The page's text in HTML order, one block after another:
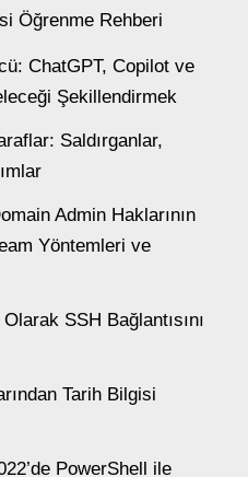
Öğrenme Rehberi
ChatGPT, Copilot ve
Şekillendirmek
Saldırganlar,
Admin Haklarının
Yöntemleri ve
SSH Bağlantısını
Tarih Bilgisi
PowerShell ile